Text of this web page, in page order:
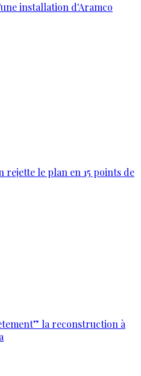
installation d'Aramco
le plan en 15 points de
la reconstruction à